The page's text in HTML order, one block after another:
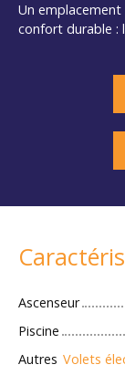
Un
confort durable :
Ascenseur
Piscine
Autres